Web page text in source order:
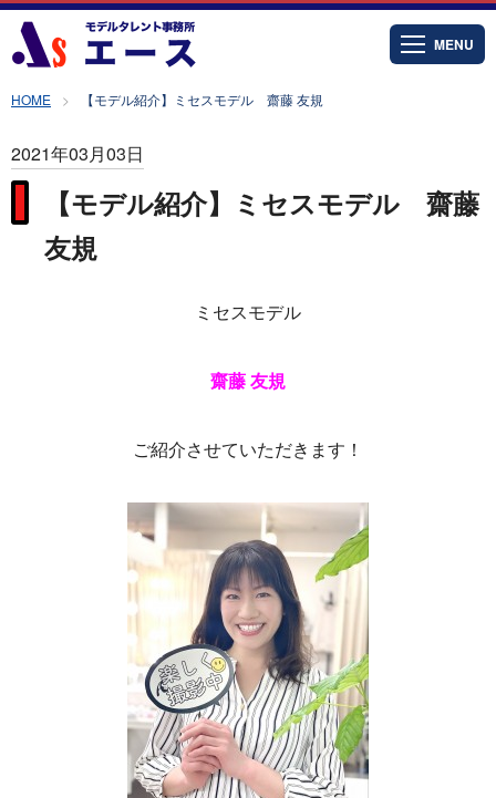
MENU
HOME 【モデル紹介】ミセスモデル 齋藤 友規
2021年03月03日
【モデル紹介】ミセスモデル 齋藤
友規
ミセスモデル
齋藤 友規
ご紹介させていただきます！